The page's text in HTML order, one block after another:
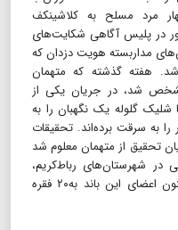
مرد مسلح به کلاشینکف
در پلیس آگاهی شکایت‌های
مداربسته هویت دزدان که
شد. هفته گذشته که متهمان
شد، در جریان یکی از
گلوله یک نگهبان را به
را به سرقت برده‌اند. تحقیقات
تحقیق از متهمان معلوم شد
در شهرستان‌های رباط‌کریم،
شهریار، قم و تهران دستبرد زده‌اند. تاکنون اعضای این باند به۲۰ فقره